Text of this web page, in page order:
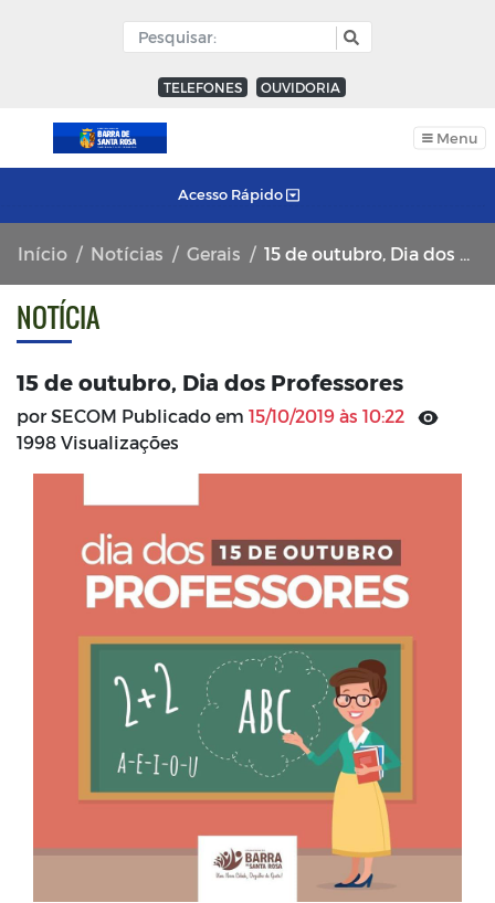
TELEFONES OUVIDORIA
Menu
Acesso Rápido
Início Notícias Gerais 15 de outubro, Dia dos Professores
NOTÍCIA
15 de outubro, Dia dos Professores
por SECOM Publicado em 15/10/2019 às 10:22
1998 Visualizações